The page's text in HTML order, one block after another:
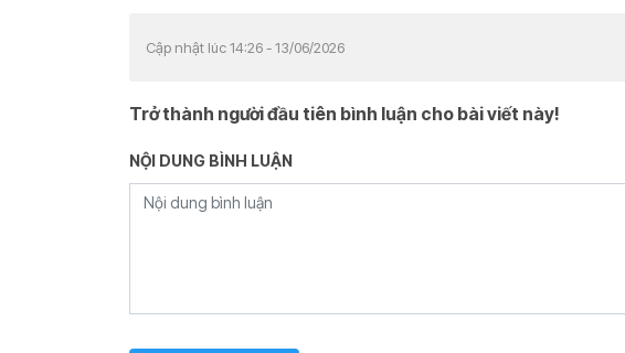
Cập nhật lúc 14:26 - 13/06/2026
Trở thành người đầu tiên bình luận cho bài viết này!
NỘI DUNG BÌNH LUẬN